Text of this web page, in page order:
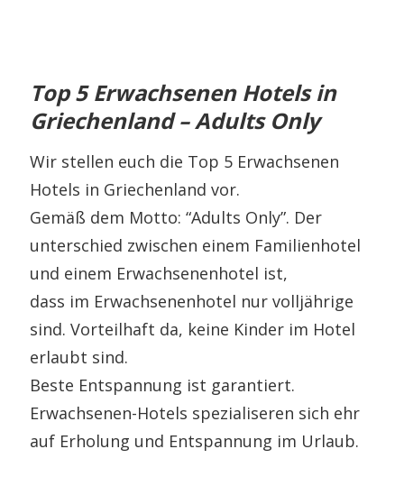
Top 5 Erwachsenen Hotels in
Griechenland – Adults Only
Wir stellen euch die Top 5 Erwachsenen
Hotels in Griechenland vor.
Gemäß dem Motto: “Adults Only”. Der
unterschied zwischen einem Familienhotel
und einem Erwachsenenhotel ist,
dass im Erwachsenenhotel nur volljährige
sind. Vorteilhaft da, keine Kinder im Hotel
erlaubt sind.
Beste Entspannung ist garantiert.
Erwachsenen-Hotels spezialiseren sich ehr
auf Erholung und Entspannung im Urlaub.